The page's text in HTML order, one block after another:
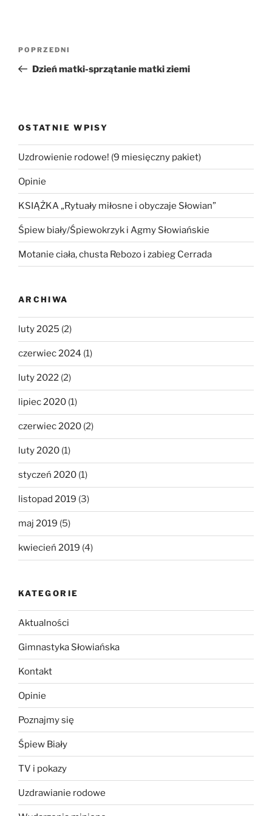
Poprzedni
wpis
POPRZEDNI
Dzień matki-sprzątanie matki ziemi
OSTATNIE WPISY
Uzdrowienie rodowe! (9 miesięczny pakiet)
Opinie
KSIĄŻKA „Rytuały miłosne i obyczaje Słowian”
Śpiew biały/Śpiewokrzyk i Agmy Słowiańskie
Motanie ciała, chusta Rebozo i zabieg Cerrada
ARCHIWA
luty 2025 (2)
czerwiec 2024 (1)
luty 2022 (2)
lipiec 2020 (1)
czerwiec 2020 (2)
luty 2020 (1)
styczeń 2020 (1)
listopad 2019 (3)
maj 2019 (5)
kwiecień 2019 (4)
KATEGORIE
Aktualności
Gimnastyka Słowiańska
Kontakt
Opinie
Poznajmy się
Śpiew Biały
TV i pokazy
Uzdrawianie rodowe